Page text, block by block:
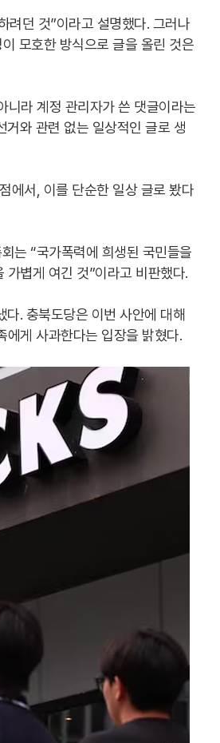
려던 것”이라고 설명했다. 그러나
모호한 방식으로 글을 올린 것은
니라 계정 관리자가 쓴 댓글이라는
거와 관련 없는 일상적인 글로 생
에서, 이를 단순한 일상 글로 봤다
는 “국가폭력에 희생된 국민들을
가볍게 여긴 것”이라고 비판했다.
. 충북도당은 이번 사안에 대해
에게 사과한다는 입장을 밝혔다.